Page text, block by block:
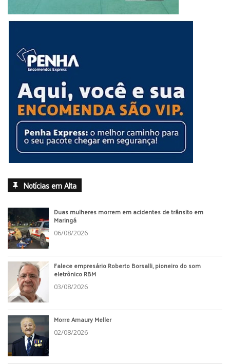
Notícias em Alta
Duas mulheres morrem em acidentes de trânsito em
Maringá
06/08/2026
Falece empresário Roberto Borsalli, pioneiro do som
eletrônico RBM
03/08/2026
Morre Amaury Meller
02/08/2026